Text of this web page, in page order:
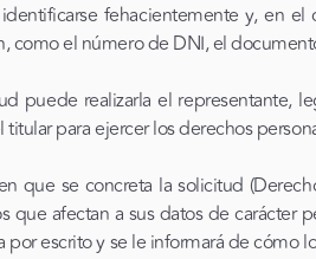
fehacientemente y, en el
como el número de DNI, el
puede realizarla el representante,
titular para ejercer los derechos
que se concreta la solicitud
que afectan a sus datos de carácter
por escrito y se le informará de cómo